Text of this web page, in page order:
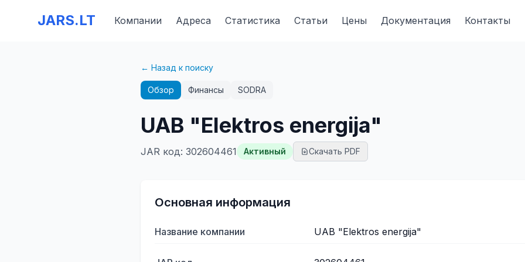
JARS.LT Компании Адреса Статистика Статьи Цены Документация Контакты
← Назад к поиску
Обзор Финансы SODRA
UAB "Elektros energija"
JAR код: 302604461 Активный Скачать PDF
Основная информация
Название компании UAB "Elektros energija"